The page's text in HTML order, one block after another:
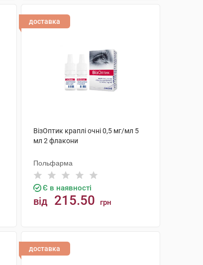
доставка
ВізОптик краплі очні 0,5 мг/мл 5
мл 2 флакони
Польфарма
Є в наявності
від 215.50 грн
доставка